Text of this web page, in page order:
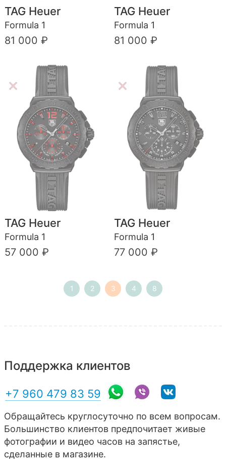
TAG Heuer
Formula 1
81 000 ₽
TAG Heuer
Formula 1
81 000 ₽
TAG Heuer
Formula 1
57 000 ₽
TAG Heuer
Formula 1
77 000 ₽
1 2 3 4 8
Поддержка клиентов
+7 960 479 83 59
Обращайтесь круглосуточно по всем вопросам.
Большинство клиентов предпочитает живые
фотографии и видео часов на запястье,
сделанные в магазине.